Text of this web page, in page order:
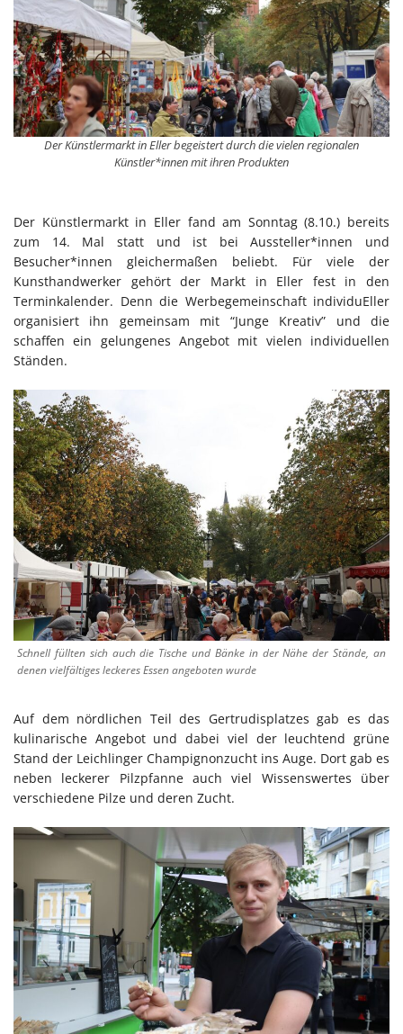
Der Künstlermarkt in Eller begeistert durch die vielen regionalen
Künstler*innen mit ihren Produkten
Der Künstlermarkt in Eller fand am Sonntag (8.10.) bereits
zum 14. Mal statt und ist bei Aussteller*innen und
Besucher*innen gleichermaßen beliebt. Für viele der
Kunsthandwerker gehört der Markt in Eller fest in den
Terminkalender. Denn die Werbegemeinschaft individuEller
organisiert ihn gemeinsam mit “Junge Kreativ” und die
schaffen ein gelungenes Angebot mit vielen individuellen
Ständen.
Schnell füllten sich auch die Tische und Bänke in der Nähe der Stände, an
denen vielfältiges leckeres Essen angeboten wurde
Auf dem nördlichen Teil des Gertrudisplatzes gab es das
kulinarische Angebot und dabei viel der leuchtend grüne
Stand der Leichlinger Champignonzucht ins Auge. Dort gab es
neben leckerer Pilzpfanne auch viel Wissenswertes über
verschiedene Pilze und deren Zucht.